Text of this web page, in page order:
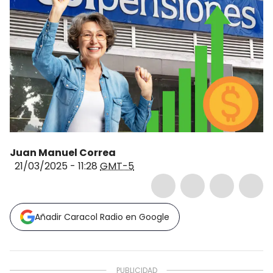
Juan Manuel Correa
21/03/2025 - 11:28 GMT-5
Añadir Caracol Radio en Google